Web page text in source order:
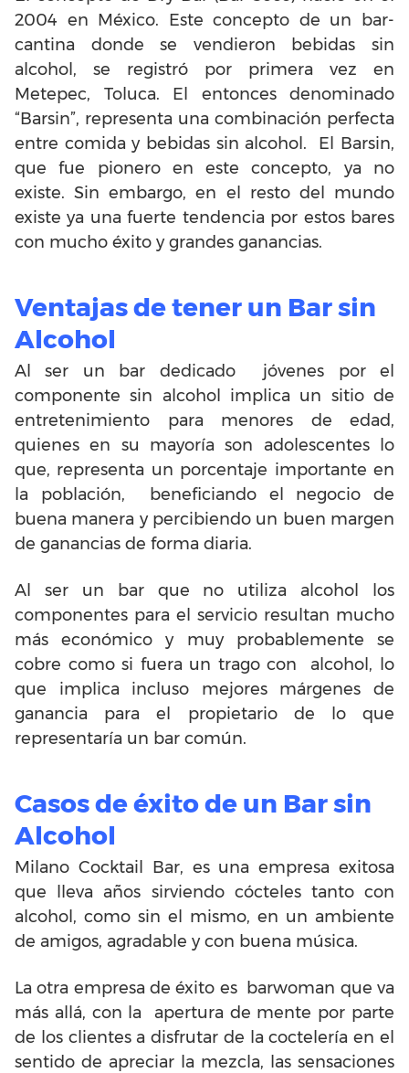
2004 en México. Este concepto de un bar-
cantina donde se vendieron bebidas sin
alcohol, se registró por primera vez en
Metepec, Toluca. El entonces denominado
“Barsin”, representa una combinación perfecta
entre comida y bebidas sin alcohol. El Barsin,
que fue pionero en este concepto, ya no
existe. Sin embargo, en el resto del mundo
existe ya una fuerte tendencia por estos bares
con mucho éxito y grandes ganancias.
Ventajas de tener un Bar sin
Alcohol
Al ser un bar dedicado jóvenes por el
componente sin alcohol implica un sitio de
entretenimiento para menores de edad,
quienes en su mayoría son adolescentes lo
que, representa un porcentaje importante en
la población, beneficiando el negocio de
buena manera y percibiendo un buen margen
de ganancias de forma diaria.
Al ser un bar que no utiliza alcohol los
componentes para el servicio resultan mucho
más económico y muy probablemente se
cobre como si fuera un trago con alcohol, lo
que implica incluso mejores márgenes de
ganancia para el propietario de lo que
representaría un bar común.
Casos de éxito de un Bar sin
Alcohol
Milano Cocktail Bar, es una empresa exitosa
que lleva años sirviendo cócteles tanto con
alcohol, como sin el mismo, en un ambiente
de amigos, agradable y con buena música.
La otra empresa de éxito es barwoman que va
más allá, con la apertura de mente por parte
de los clientes a disfrutar de la coctelería en el
sentido de apreciar la mezcla, las sensaciones